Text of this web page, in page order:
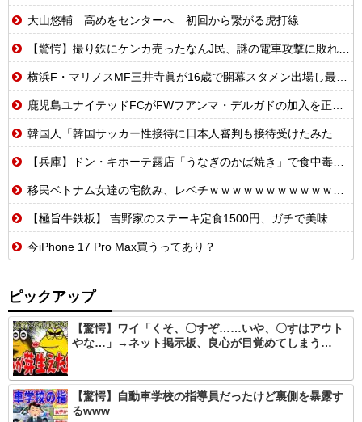
大山悠輔 高めをセンターへ 初回から繋がる虎打線
【驚愕】撮り鉄にケンカ売ったなんJ民、謎の電車攻撃に敗れてしまうwww
横浜F・マリノスMF三井寺眞が16歳で開幕スタメン出場し最年少記録更新 さらにデビュー戦でいきなりゴール
鹿児島ユナイテッドFCがFWフアンマ・デルガドの加入を正式発表 「皆さんに最高の喜びを届けられるよう頑張ります！」
韓国人「韓国サッカー性接待に日本人審判も接待受けたみたいだよ」
【兵庫】ドン・キホーテ露店「うなぎのかば焼き」で食中毒 男女14人が発熱や腹痛など訴え…サルモネラ属の菌検出
移民ベトナム女達の宅飲み、レベチｗｗｗｗｗｗｗｗｗｗｗｗｗｗｗｗｗｗｗｗｗｗｗｗ
【極旨牛鉄板】 吉野家のステーキ定食1500円、ガチで美味そうｗｗｗ
今iPhone 17 Pro Max買うってあり？
ピックアップ
【驚愕】ワイ「くそ、〇すぞ……いや、〇すはアウト
やな…」→ネット掲示板、良心が目覚めてしまう…
【驚愕】自動車学校の指導員だったけど裏側を暴露す
るwww